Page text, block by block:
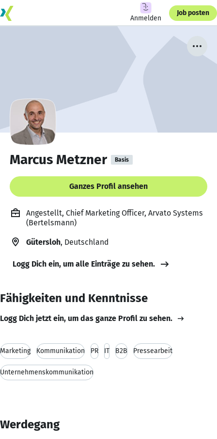
Anmelden
Job posten
Marcus Metzner Basis
Ganzes Profil ansehen
Angestellt, Chief Marketing Officer, Arvato Systems
(Bertelsmann)
Gütersloh, Deutschland
Logg Dich ein, um alle Einträge zu sehen.
Fähigkeiten und Kenntnisse
Logg Dich jetzt ein, um das ganze Profil zu sehen.
Marketing Kommunikation PR IT B2B Pressearbeit
Unternehmenskommunikation
Werdegang